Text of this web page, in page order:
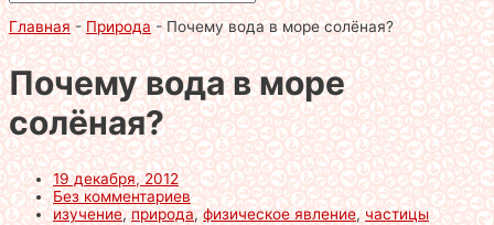
Главная-Природа-Почему вода в море солёная?
Почему вода в море
солёная?
19 декабря, 2012
Без комментариев
изучение,природа,физическое явление,частицы